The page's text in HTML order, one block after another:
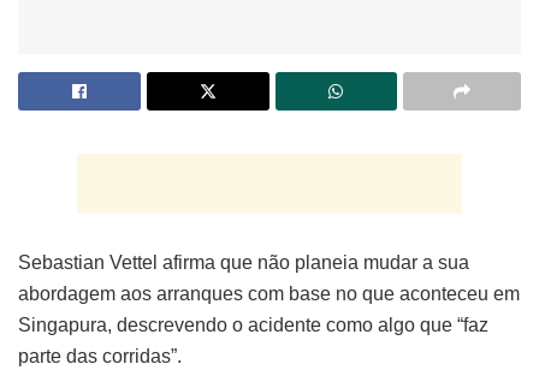
Sebastian Vettel afirma que não planeia mudar a sua
abordagem aos arranques com base no que aconteceu em
Singapura, descrevendo o acidente como algo que “faz
parte das corridas”.